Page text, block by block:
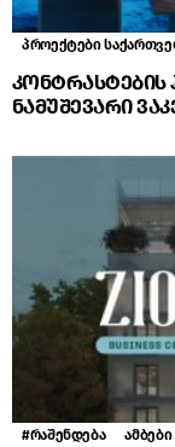
პროექტები
კონტრასტების
ნამუშევარი
#რაშენდება ამბები